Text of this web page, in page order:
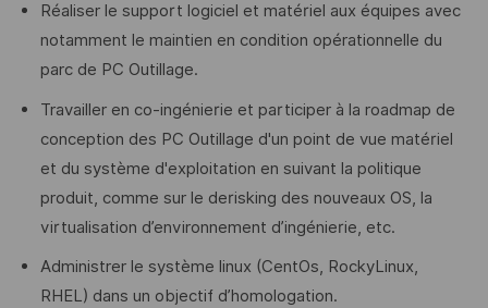
Réaliser le support logiciel et matériel aux équipes avec
notamment le maintien en condition opérationnelle du
parc de PC Outillage.
Travailler en co-ingénierie et participer à la roadmap de
conception des PC Outillage d'un point de vue matériel
et du système d'exploitation en suivant la politique
produit, comme sur le derisking des nouveaux OS, la
virtualisation d’environnement d’ingénierie, etc.
Administrer le système linux (CentOs, RockyLinux,
RHEL) dans un objectif d’homologation.